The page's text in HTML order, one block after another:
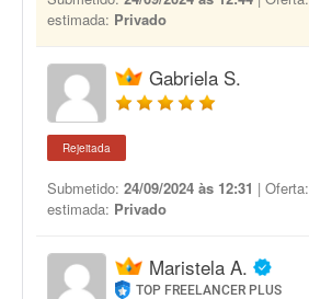
estimada: Privado
Gabriela S.
Rejeitada
Submetido: 24/09/2024 às 12:31 | Oferta:
estimada: Privado
Maristela A.
TOP FREELANCER PLUS